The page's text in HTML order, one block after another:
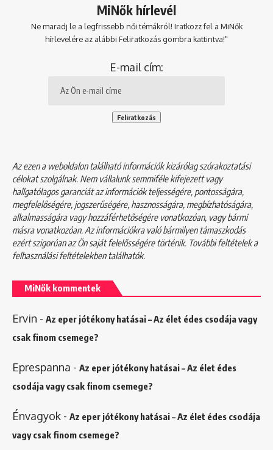
MiNők hírlevél
Ne maradj le a legfrissebb női témákról! Iratkozz fel a MiNők
hírlevelére az alábbi Feliratkozás gombra kattintva!"
E-mail cím:
Az ezen a weboldalon található információk kizárólag szórakoztatási
célokat szolgálnak. Nem vállalunk semmiféle kifejezett vagy
hallgatólagos garanciát az információk teljességére, pontosságára,
megfelelőségére, jogszerűségére, hasznosságára, megbízhatóságára,
alkalmasságára vagy hozzáférhetőségére vonatkozóan, vagy bármi
másra vonatkozóan. Az információkra való bármilyen támaszkodás
ezért szigorúan az Ön saját felelősségére történik. További feltételek a
felhasználási feltételekbentalálhatók.
MiNők kommentek
Ervin - Az eper jótékony hatásai – Az élet édes csodája vagy
csak finom csemege?
Eprespanna - Az eper jótékony hatásai – Az élet édes
csodája vagy csak finom csemege?
Énvagyok - Az eper jótékony hatásai – Az élet édes csodája
vagy csak finom csemege?